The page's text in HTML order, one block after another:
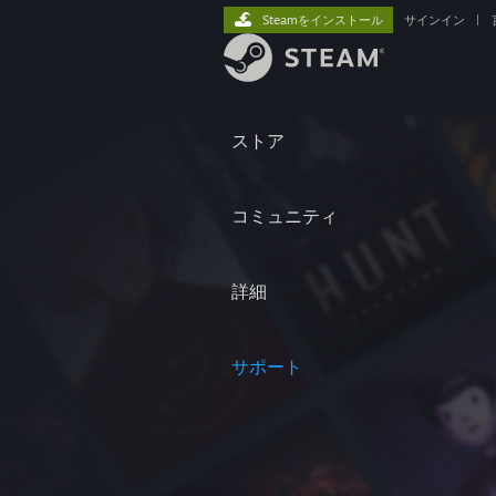
ストア
コミュニティ
詳細
サポート
Steamをインストール サインイン